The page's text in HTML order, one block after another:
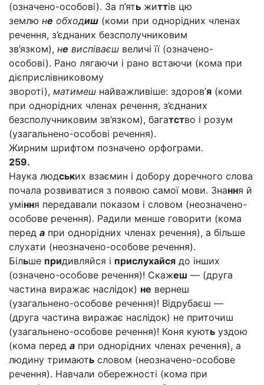
(означено-особові). За п’ять життів цю
землю не обходиш (коми при однорідних членах
речення, з’єднаних безсполучниковим
зв’язком), не виспіваєш величі її (означено-
особові). Рано лягаючи і рано встаючи (кома при
дієприслівниковому
звороті), матимеш найважливіше: здоров’я (коми
при однорідних членах речення, з’єднаних
безсполучниковим зв’язком), багатство і розум
(узагальнено-особові речення).
Жирним шрифтом позначено орфограми.
259.
Наука людських взаємин і добору доречного слова
почала розвиватися з появою самої мови. Знання й
уміння передавали показом і словом (неозначено-
особове речення). Радили менше говорити (кома
перед а при однорідних членах речення), а більше
слухати (неозначено-особове речення).
Більше придивляйся і прислухайся до інших
(означено-особове речення)! Скажеш — (друга
частина виражає наслідок) не вернеш
(узагальнено-особове речення)! Відрубаєш —
(друга частина виражає наслідок) не приточиш
(узагальнено-особове речення)! Коня кують уздою
(кома перед а при однорідних членах речення), а
людину тримають словом (неозначено-особове
речення). Навчали обережності (кома при